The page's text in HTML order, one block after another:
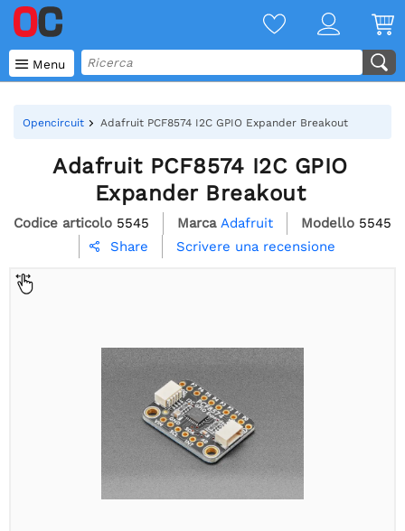
 Menu
Opencircuit Adafruit PCF8574 I2C GPIO Expander Breakout
Adafruit PCF8574 I2C GPIO
Expander Breakout
Codice articolo 5545 Marca Adafruit Modello 5545
 Share Scrivere una recensione